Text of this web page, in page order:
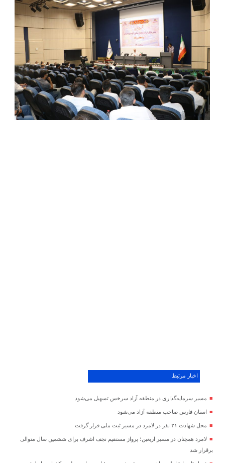
اخبار مرتبط
مسیر سرمایه‌گذاری در منطقه آزاد سرخس تسهیل می‌شود
استان فارس صاحب منطقه آزاد می‌شود
محل شهادت ۲۱ نفر در لامرد در مسیر ثبت ملی قرار گرفت
لامرد همچنان در مسیر اربعین؛ پرواز مستقیم نجف اشرف برای ششمین سال متوالی
برقرار شد